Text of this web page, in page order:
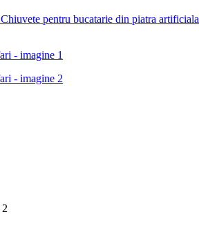
Chiuvete pentru bucatarie din piatra artificiala